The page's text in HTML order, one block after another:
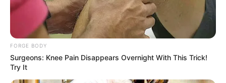
FORGE BODY
Surgeons: Knee Pain Disappears Overnight With This Trick!
Try It